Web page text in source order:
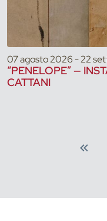
07 agosto 2026 - 22
“PENELOPE” —
CATTANI